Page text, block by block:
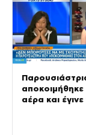
αέρα και